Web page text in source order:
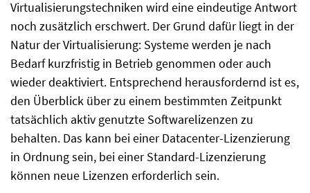
Virtualisierungstechniken wird eine eindeutige Antwort
noch zusätzlich erschwert. Der Grund dafür liegt in der
Natur der Virtualisierung: Systeme werden je nach
Bedarf kurzfristig in Betrieb genommen oder auch
wieder deaktiviert. Entsprechend herausfordernd ist es,
den Überblick über zu einem bestimmten Zeitpunkt
tatsächlich aktiv genutzte Softwarelizenzen zu
behalten. Das kann bei einer Datacenter-Lizenzierung
in Ordnung sein, bei einer Standard-Lizenzierung
können neue Lizenzen erforderlich sein.